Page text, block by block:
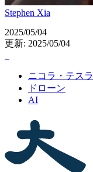
Stephen Xia
2025/05/04
更新: 2025/05/04
ニコラ・テスラ
ドローン
AI